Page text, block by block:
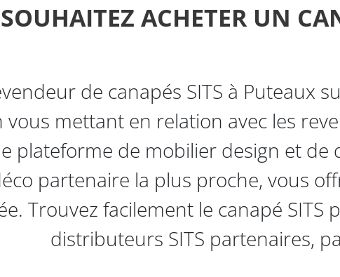
ACHETER UN
de canapés SITS à Puteaux
mettant en relation avec les
plateforme de mobilier design et de
partenaire la plus proche, vous
Trouvez facilement le canapé
distributeurs SITS partenaires,